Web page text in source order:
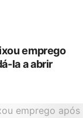
emprego
la a abrir